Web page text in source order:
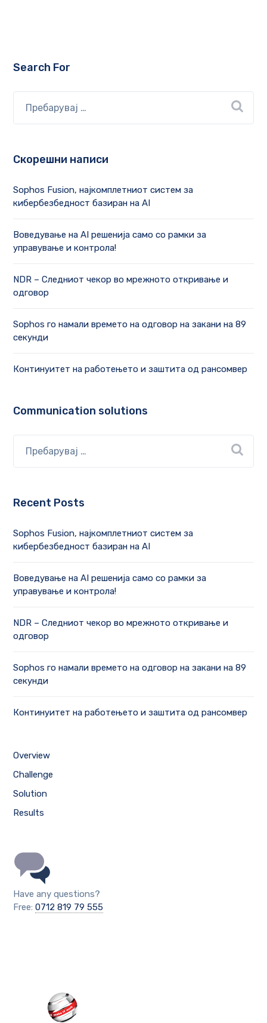
Search For
Скорешни написи
Sophos Fusion, најкомплетниот систем за
кибербезбедност базиран на AI
Воведување на AI решенија само со рамки за
управување и контрола!
NDR – Следниот чекор во мрежното откривање и
одговор
Sophos го намали времето на одговор на закани на 89
секунди
Континуитет на работењето и заштита од рансомвер
Communication solutions
Recent Posts
Sophos Fusion, најкомплетниот систем за
кибербезбедност базиран на AI
Воведување на AI решенија само со рамки за
управување и контрола!
NDR – Следниот чекор во мрежното откривање и
одговор
Sophos го намали времето на одговор на закани на 89
секунди
Континуитет на работењето и заштита од рансомвер
Overview
Challenge
Solution
Results
Have any questions?
Free:0712 819 79 555